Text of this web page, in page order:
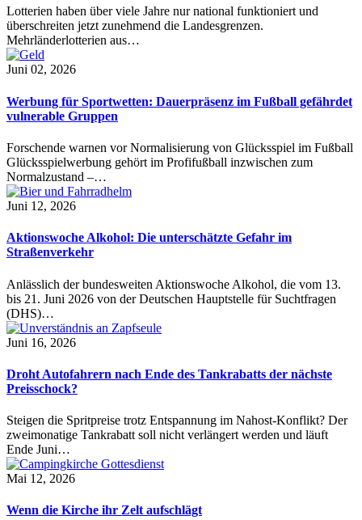
Lotterien haben über viele Jahre nur national funktioniert und
überschreiten jetzt zunehmend die Landesgrenzen.
Mehrländerlotterien aus…
Juni 02, 2026
Werbung für Sportwetten: Dauerpräsenz im Fußball gefährdet
vulnerable Gruppen
Forschende warnen vor Normalisierung von Glücksspiel im Fußball
Glücksspielwerbung gehört im Profifußball inzwischen zum
Normalzustand –…
Juni 12, 2026
Aktionswoche Alkohol: Die unterschätzte Gefahr im
Straßenverkehr
Anlässlich der bundesweiten Aktionswoche Alkohol, die vom 13.
bis 21. Juni 2026 von der Deutschen Hauptstelle für Suchtfragen
(DHS)…
Juni 16, 2026
Droht Autofahrern nach Ende des Tankrabatts der nächste
Preisschock?
Steigen die Spritpreise trotz Entspannung im Nahost-Konflikt? Der
zweimonatige Tankrabatt soll nicht verlängert werden und läuft
Ende Juni…
Mai 12, 2026
Wenn die Kirche ihr Zelt aufschlägt